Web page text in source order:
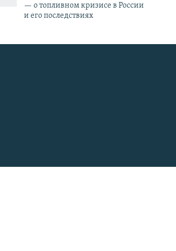
— о топливном кризисе в России
и его последствиях